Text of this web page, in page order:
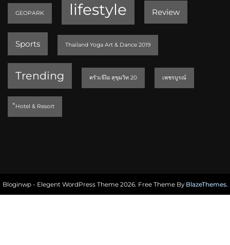
GEOPARK lifestyle Review
Sports Thailand Yoga Art & Dance 2019
Trending ครัวเจ๊ง้อ สุขุมวิท 20 เพชรบูรณ์
็Hotel & Resort
Bloginwp - Elegent WordPress Theme 2026. Free Theme By BlazeThemes.